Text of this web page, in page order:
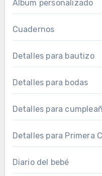
Álbum personalizado
Cuadernos
Detalles para bautizo
Detalles para bodas
Detalles para
Detalles para Primera
Diario del bebé